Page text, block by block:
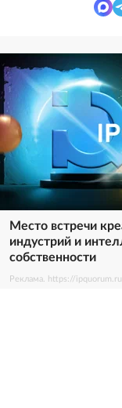
Место встречи
индустрий и
собственности
Реклама. https://ipquorum.ru